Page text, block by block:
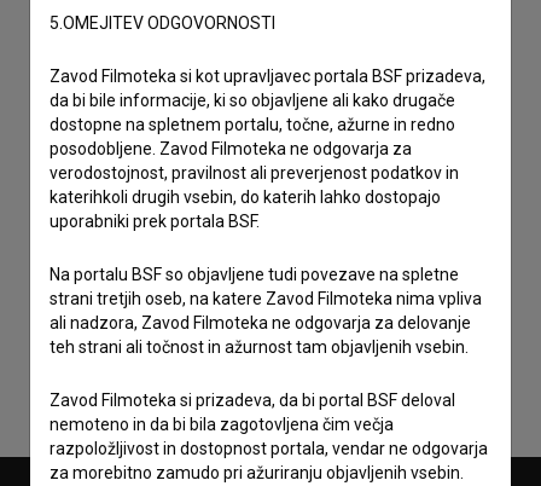
Sprejemamsplošne pogojein dajemsoglasje
zbiranje, hrambo in obdelavo osebnih podatkov.
5.OMEJITEV ODGOVORNOSTI
Zavod Filmoteka si kot upravljavec portala BSF prizadeva,
da bi bile informacije, ki so objavljene ali kako drugače
dostopne na spletnem portalu, točne, ažurne in redno
posodobljene. Zavod Filmoteka ne odgovarja za
verodostojnost, pravilnost ali preverjenost podatkov in
katerihkoli drugih vsebin, do katerih lahko dostopajo
uporabniki prek portala BSF.
Na portalu BSF so objavljene tudi povezave na spletne
strani tretjih oseb, na katere Zavod Filmoteka nima vpliva
ali nadzora, Zavod Filmoteka ne odgovarja za delovanje
teh strani ali točnost in ažurnost tam objavljenih vsebin.
Zavod Filmoteka si prizadeva, da bi portal BSF deloval
nemoteno in da bi bila zagotovljena čim večja
razpoložljivost in dostopnost portala, vendar ne odgovarja
za morebitno zamudo pri ažuriranju objavljenih vsebin.